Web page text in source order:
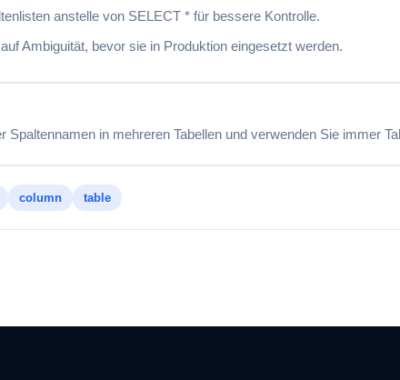
anstelle von SELECT * für bessere Kontrolle.
Ambiguität, bevor sie in Produktion eingesetzt werden.
Spaltennamen in mehreren Tabellen und verwenden Sie immer
column table